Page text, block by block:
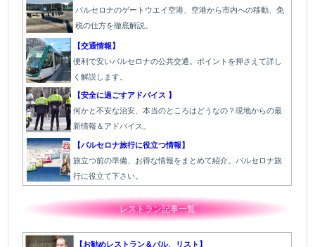
バルセロナのゲートウエイ空港、空港から市内への移動、免
税の仕方を徹底解説。
【交通情報】
便利で安いバルセロナの公共交通。ポイントを押さえて詳し
く解説します。
【安全に過ごすアドバイス 】
何かと不安な治安、本当のところはどうなの？現地からの最
新情報＆アドバイス。
【バルセロナ旅行に役立つ情報】
旅立つ前の準備、お得な情報をまとめて紹介。バルセロナ旅
行に役立て下さい。
レストラン記事一覧
【お勧めレストラン＆バル、リスト】